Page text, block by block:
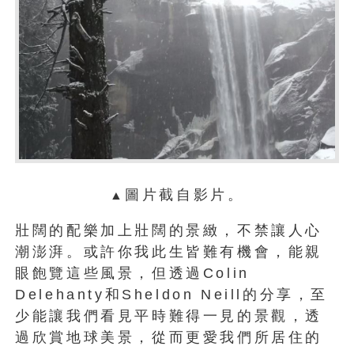
▲ 圖片截自影片。
壯闊的配樂加上壯闊的景緻，不禁讓人心
潮澎湃。或許你我此生皆難有機會，能親
眼飽覽這些風景，但透過Colin
Delehanty和Sheldon Neill的分享，至
少能讓我們看見平時難得一見的景觀，透
過欣賞地球美景，從而更愛我們所居住的